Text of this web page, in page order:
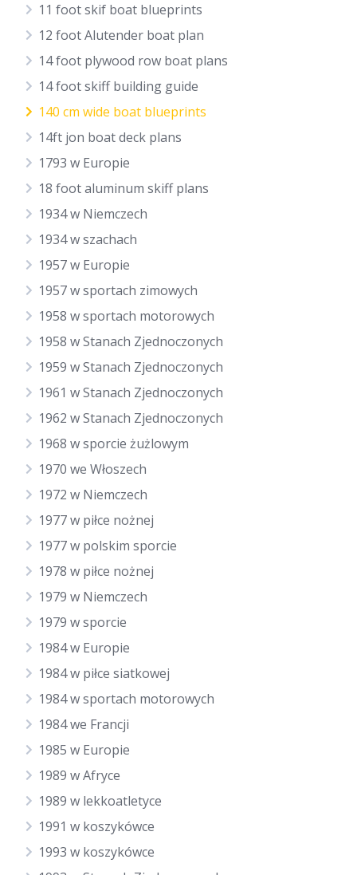
11 foot skif boat blueprints
12 foot Alutender boat plan
14 foot plywood row boat plans
14 foot skiff building guide
140 cm wide boat blueprints
14ft jon boat deck plans
1793 w Europie
18 foot aluminum skiff plans
1934 w Niemczech
1934 w szachach
1957 w Europie
1957 w sportach zimowych
1958 w sportach motorowych
1958 w Stanach Zjednoczonych
1959 w Stanach Zjednoczonych
1961 w Stanach Zjednoczonych
1962 w Stanach Zjednoczonych
1968 w sporcie żużlowym
1970 we Włoszech
1972 w Niemczech
1977 w piłce nożnej
1977 w polskim sporcie
1978 w piłce nożnej
1979 w Niemczech
1979 w sporcie
1984 w Europie
1984 w piłce siatkowej
1984 w sportach motorowych
1984 we Francji
1985 w Europie
1989 w Afryce
1989 w lekkoatletyce
1991 w koszykówce
1993 w koszykówce